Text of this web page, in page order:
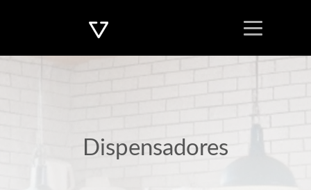
Dispensadores